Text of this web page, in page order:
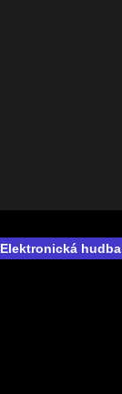
Elektronická hudba